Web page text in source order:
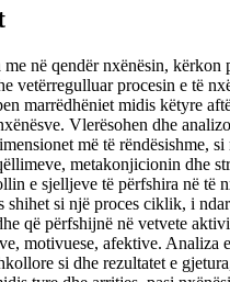
në qendër nxënësin, kërkon
vetërregulluar procesin e të
marrëdhëniet midis këtyre
Vlerësohen dhe
më të rëndësishme,
metakonjicionin dhe
e sjelljeve të përfshira në të
shihet si një proces ciklik, i
që përfshijnë në vetvete
motivuese, afektive. Analiza
si dhe rezultatet e